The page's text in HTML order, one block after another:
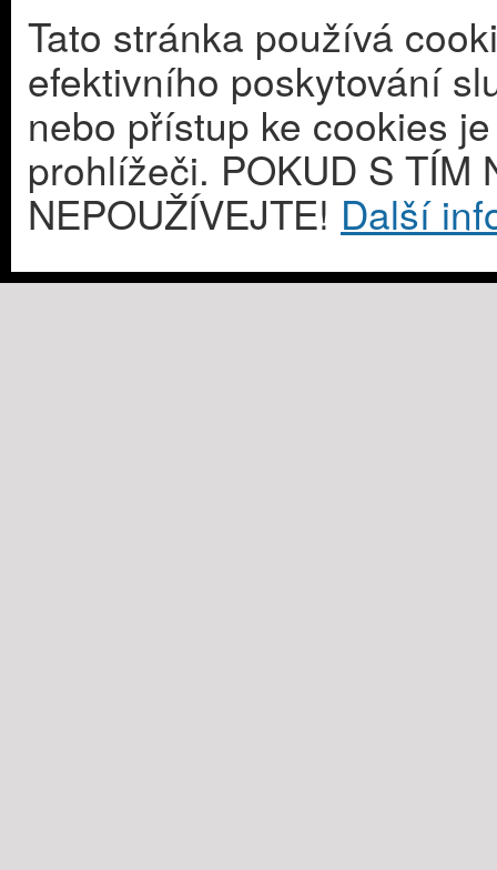
Tato stránka používá
efektivního poskytování
nebo přístup ke cookies
prohlížeči. POKUD S TÍM
NEPOUŽÍVEJTE! Další